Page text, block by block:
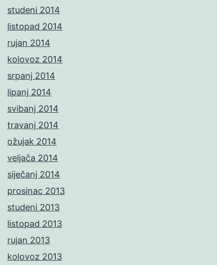
studeni 2014
listopad 2014
rujan 2014
kolovoz 2014
srpanj 2014
lipanj 2014
svibanj 2014
travanj 2014
ožujak 2014
veljača 2014
siječanj 2014
prosinac 2013
studeni 2013
listopad 2013
rujan 2013
kolovoz 2013